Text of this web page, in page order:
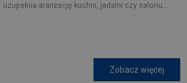
uzupełnia aranżację kuchni, jadalni czy salonu...
Zobacz więcej